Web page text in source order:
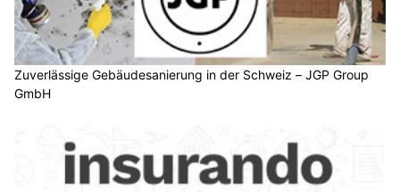
oder gar angurtet werden muss, oder ob der Transport auf
dem Rücksitz zulässig ist, das sind Fragen, die nicht einfach
mit Ja oder Nein beantwortet werden können.
Eines vorneweg: Sie entscheiden als Fahrzeuglenkerin oder als
Fahrzeuglenker, ob und wie ein Haustier im Fahrgastraum
Weiterlesen